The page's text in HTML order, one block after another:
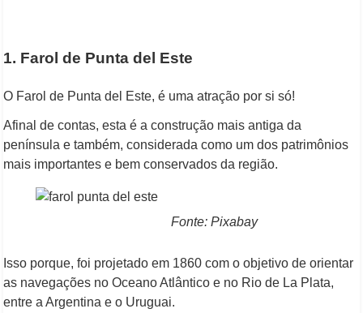
1. Farol de Punta del Este
O Farol de Punta del Este, é uma atração por si só!
Afinal de contas, esta é a construção mais antiga da
península e também, considerada como um dos patrimônios
mais importantes e bem conservados da região.
Fonte: Pixabay
Isso porque, foi projetado em 1860 com o objetivo de orientar
as navegações no Oceano Atlântico e no Rio de La Plata,
entre a Argentina e o Uruguai.